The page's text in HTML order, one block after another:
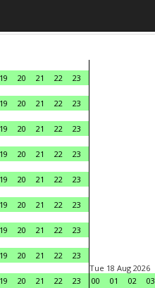
19 20 21 22
23
19 20 21 22
23
19 20 21 22
23
19 20 21 22
23
19 20 21 22
23
19 20 21 22
23
19 20 21 22
23
19 20 21 22
23
19 20 21 22 23
Tue 18 Aug 2026
00
01 02 03